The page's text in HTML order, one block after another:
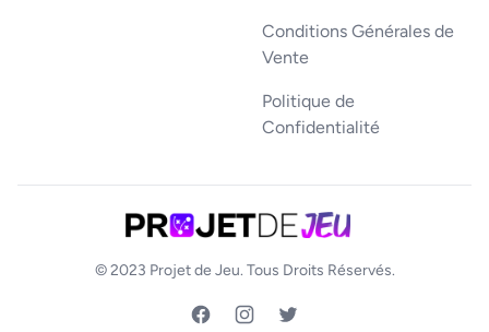
Conditions Générales de
Vente
Politique de
Confidentialité
© 2023 Projet de Jeu. Tous Droits Réservés.